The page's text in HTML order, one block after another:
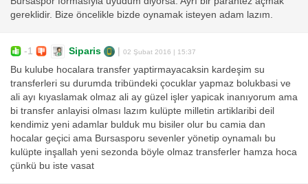
gereklidir. Bize öncelikle bizde oynamak isteyen adam lazım.
-1 Siparis 02 Şubat 2016 | 15:37
Bu kulube hocalara transfer yaptirmayacaksin kardeşim su
transferleri su durumda tribündeki çocuklar yapmaz bolukbasi ve
ali ayı kıyaslamak olmaz ali ay güzel işler yapicak inanıyorum ama
bi transfer anlayisi olması lazım kulüpte milletin artiklaribi deil
kendimiz yeni adamlar bulduk mu bisiler olur bu camia dan
hocalar geçici ama Bursasporu sevenler yönetip oynamalı bu
kulüpte inşallah yeni sezonda böyle olmaz transferler hamza hoca
çünkü bu iste vasat